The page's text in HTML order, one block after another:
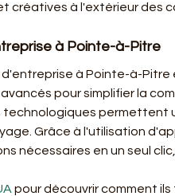
créatives à l'extérieur des
à Pointe-à-Pitre
à Pointe-à-
pour simplifier la
technologiques
Grâce à l'utilisation
en un seul
pour découvrir comment